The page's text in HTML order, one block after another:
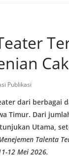
Publikasi
dari berbagai
Timur. Dari
Utama,
Talenta
12 Mei 2026.